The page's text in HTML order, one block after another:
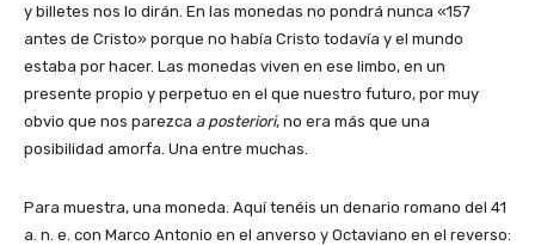
y billetes nos lo dirán. En las monedas no pondrá nunca «157
antes de Cristo» porque no había Cristo todavía y el mundo
estaba por hacer. Las monedas viven en ese limbo, en un
presente propio y perpetuo en el que nuestro futuro, por muy
obvio que nos parezca a posteriori, no era más que una
posibilidad amorfa. Una entre muchas.
Para muestra, una moneda. Aquí tenéis un denario romano del 41
a. n. e. con Marco Antonio en el anverso y Octaviano en el reverso: